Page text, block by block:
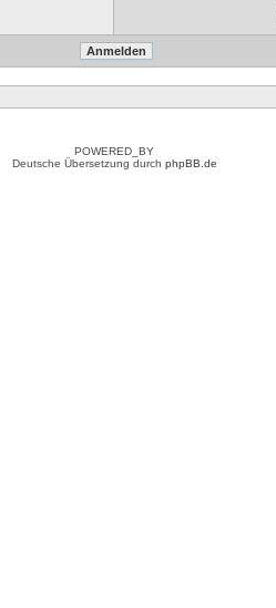
POWERED_BY
Deutsche Übersetzung durch phpBB.de